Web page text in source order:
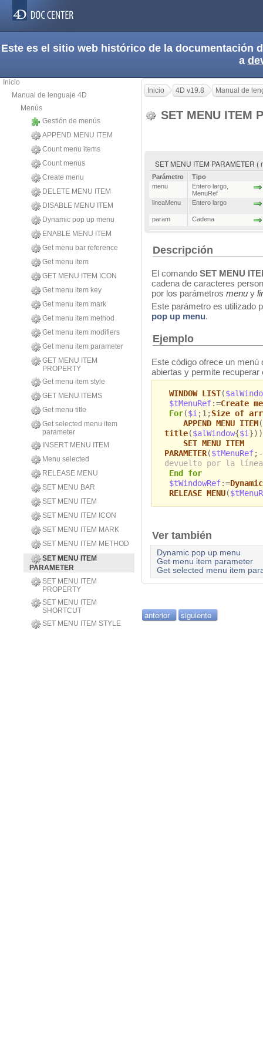
Este es el sitio web histórico de la documentación
a
Inicio
Manual de lenguaje 4D
Menús
Gestión de menús
APPEND MENU ITEM
Count menu items
Count menus
Create menu
DELETE MENU ITEM
DISABLE MENU ITEM
Dynamic pop up menu
ENABLE MENU ITEM
Get menu bar reference
Get menu item
GET MENU ITEM ICON
Get menu item key
Get menu item mark
Get menu item method
Get menu item modifiers
Get menu item parameter
GET MENU ITEM
PROPERTY
Get menu item style
GET MENU ITEMS
Get menu title
Get selected menu item
parameter
INSERT MENU ITEM
Menu selected
RELEASE MENU
SET MENU BAR
SET MENU ITEM
SET MENU ITEM ICON
SET MENU ITEM MARK
SET MENU ITEM METHOD
SET MENU ITEM
PARAMETER
SET MENU ITEM
PROPERTY
SET MENU ITEM
SHORTCUT
SET MENU ITEM STYLE
Inicio 4D v19.8 Manual de
SET MENU ITEM
SET MENU ITEM PARAMETER
Parámetro
Tipo
menu
Entero largo
MenuRef
lineaMenu
Entero largo
param Cadena
Descripción
El comando SET MENU
cadena de caracteres
por los parámetros menu y
Este parámetro es utilizado
pop up menu.
Ejemplo
Este código ofrece un
abiertas y permite recuperar
WINDOW LIST(
$tMenuRef:=Create
For($i ;1;Size of
APPEND MENU ITEM(
title($alWindow{$i
SET MENU ITEM
PARAMETER($tMenuRef;-
devuelto por la línea
End for
$tWindowRef:=
RELEASE MENU(
Ver también
Dynamic pop up menu
Get menu item parameter
Get selected menu item
anterior siguiente